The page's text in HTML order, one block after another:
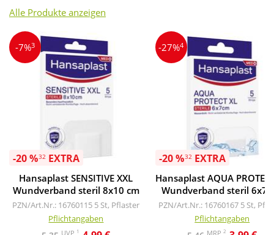
Alle Produkte anzeigen
-7%3
-20 %32EXTRA
Hansaplast SENSITIVE XXL
Wundverband steril 8x10 cm
PZN/Art.Nr.: 16760115 5 St, Pflaster
Pflichtangaben
UVP 1
-27%4
-20 %32EXTRA
Hansaplast AQUA
Wundverband steril 6x7
PZN/Art.Nr.: 16760167 5 St,
Pflichtangaben
MRP2